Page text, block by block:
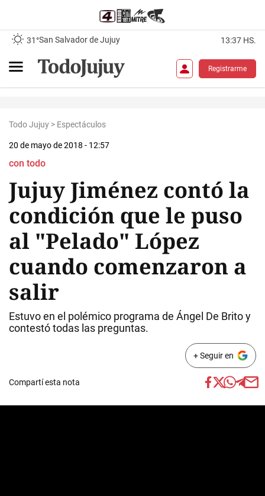
31°San Salvador de Jujuy 13:37 HS.
Registrarme
Todo Jujuy > Espectáculos
20 de mayo de 2018 - 12:57
con todo
Jujuy Jiménez contó la
condición que le puso
al "Pelado" López
cuando comenzaron a
salir
Estuvo en el polémico programa de Ángel De Brito y
contestó todas las preguntas.
+ Seguir en
Compartí esta nota